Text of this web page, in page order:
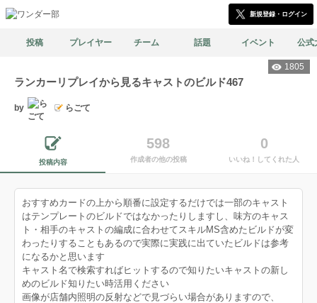
新規登録・ログイン
投稿 プレイヤー チーム 話題 イベント 公式
1805
ランカーリプレイから見るキャストのビルド467
by らごて
投稿内容
598
作成者の他の投稿
0
いいね！してくれた人
おすすめカードの上から順番に設定するだけでは一部のキャスト
はテンプレートのビルドではなかったりしますし、味方のキャス
ト・相手のキャストの編成に合わせてスキルMS含めたビルドが変
わったりすることもあるので実際に実践に出ていたビルドは参考
になるかと思います
キャスト名で検索すればヒットするので知りたいキャストの新し
めのビルド知りたい時活用ください
画像が店舗内照明の反射などで見づらい場合がありますので、